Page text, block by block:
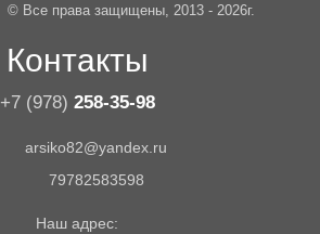
© Все права защищены, 2013 - 2026г.
Контакты
+7 (978) 258-35-98
arsiko82@yandex.ru
79782583598
Наш адрес: